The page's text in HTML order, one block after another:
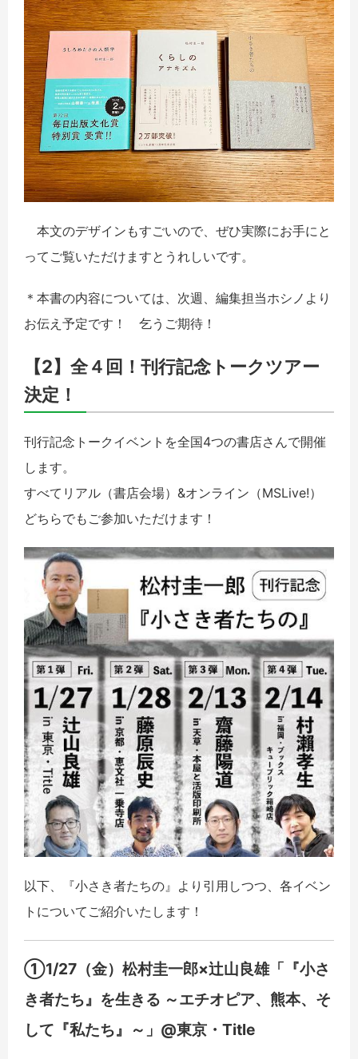
本文のデザインもすごいので、ぜひ実際にお手にと
ってご覧いただけますとうれしいです。
＊本書の内容については、次週、編集担当ホシノより
お伝え予定です！ 乞うご期待！
【2】全４回！刊行記念トークツアー
決定！
刊行記念トークイベントを全国4つの書店さんで開催
します。
すべてリアル（書店会場）&オンライン（MSLive!）
どちらでもご参加いただけます！
以下、『小さき者たちの』より引用しつつ、各イベン
トについてご紹介いたします！
①1/27（金）松村圭一郎×辻山良雄「『小さ
き者たち』を生きる ～エチオピア、熊本、そ
して『私たち』～」@東京・Title